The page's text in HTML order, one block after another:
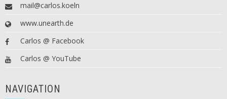
mail@carlos.koeln
www.unearth.de
Carlos @ Facebook
Carlos @ YouTube
NAVIGATION